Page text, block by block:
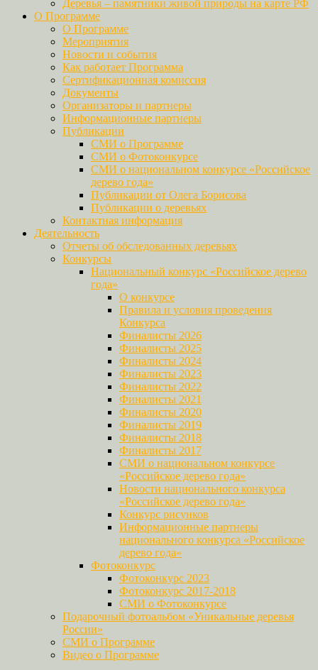
Деревья – памятники живой природы на карте РФ
О Программе
О Программе
Мероприятия
Новости и события
Как работает Программа
Сертификационная комиссия
Документы
Организаторы и партнеры
Информационные партнеры
Публикации
СМИ о Программе
СМИ о Фотоконкурсе
СМИ о национальном конкурсе «Российское
дерево года»
Публикации от Олега Борисова
Публикации о деревьях
Контактная информация
Деятельность
Отчеты об обследованных деревьях
Конкурсы
Национальный конкурс «Российское дерево
года»
О конкурсе
Правила и условия проведения
Конкурса
Финалисты 2026
Финалисты 2025
Финалисты 2024
Финалисты 2023
Финалисты 2022
Финалисты 2021
Финалисты 2020
Финалисты 2019
Финалисты 2018
Финалисты 2017
СМИ о национальном конкурсе
«Российское дерево года»
Новости национального конкурса
«Российское дерево года»
Конкурс рисунков
Информационные партнеры
национального конкурса «Российское
дерево года»
Фотоконкурс
Фотоконкурс 2023
Фотоконкурс 2017-2018
СМИ о Фотоконкурсе
Подарочный фотоальбом «Уникальные деревья
России»
СМИ о Программе
Видео о Программе